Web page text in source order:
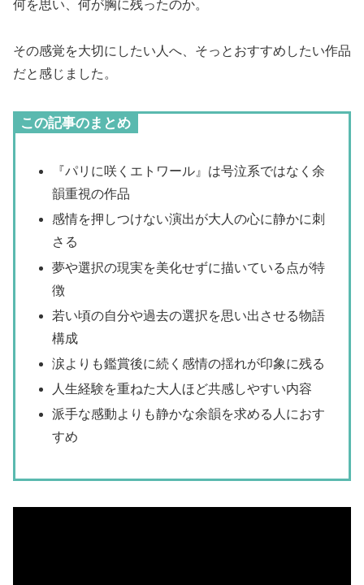
何を思い、何が胸に残ったのか。
その感覚を大切にしたい人へ、そっとおすすめしたい作品
だと感じました。
この記事のまとめ
『パリに咲くエトワール』は号泣系ではなく余
韻重視の作品
感情を押しつけない演出が大人の心に静かに刺
さる
夢や選択の現実を美化せずに描いている点が特
徴
若い頃の自分や過去の選択を思い出させる物語
構成
涙よりも鑑賞後に続く感情の揺れが印象に残る
人生経験を重ねた大人ほど共感しやすい内容
派手な感動よりも静かな余韻を求める人におす
すめ